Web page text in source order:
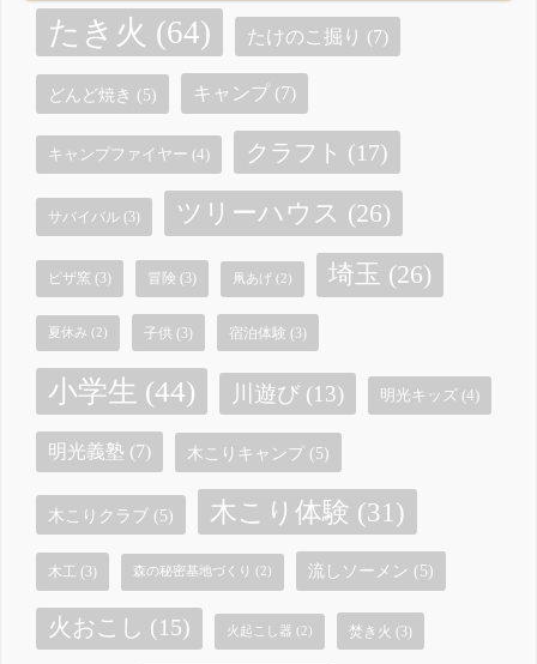
たき火 (64) たけのこ掘り (7)
どんど焼き (5) キャンプ (7)
キャンプファイヤー (4) クラフト (17)
サバイバル (3) ツリーハウス (26)
ピザ窯 (3) 冒険 (3) 凧あげ (2) 埼玉 (26)
夏休み (2) 子供 (3) 宿泊体験 (3)
小学生 (44) 川遊び (13) 明光キッズ (4)
明光義塾 (7) 木こりキャンプ (5)
木こりクラブ (5) 木こり体験 (31)
木工 (3) 森の秘密基地づくり (2) 流しソーメン (5)
火おこし (15) 火起こし器 (2) 焚き火 (3)